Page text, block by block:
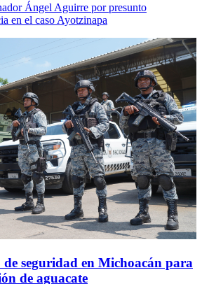
Ángel Aguirre por presunto
en el caso Ayotzinapa
seguridad en Michoacán para
de aguacate